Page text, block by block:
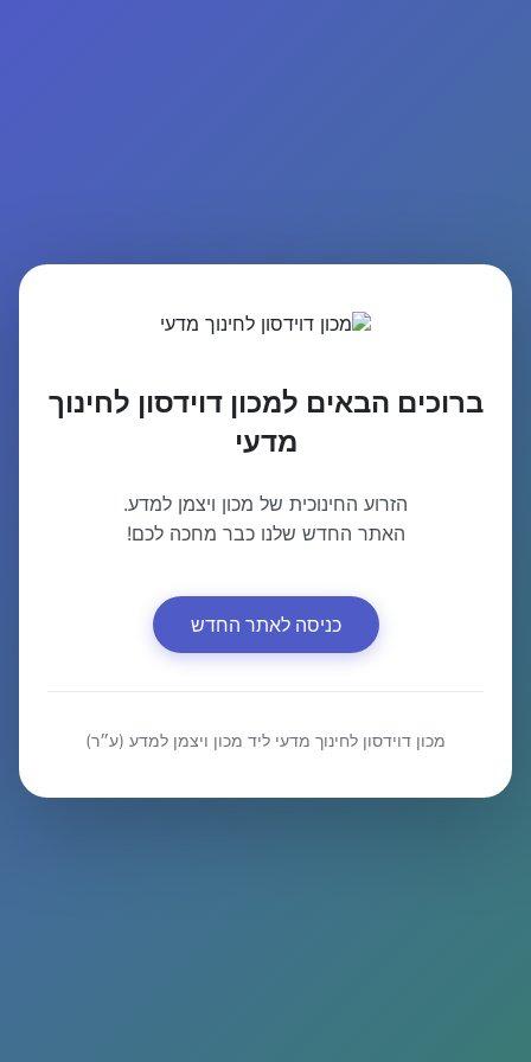
ברוכים הבאים למכון דוידסון לחינוך
מדעי
הזרוע החינוכית של מכון ויצמן למדע.
האתר החדש שלנו כבר מחכה לכם!
כניסה לאתר החדש
מכון דוידסון לחינוך מדעי ליד מכון ויצמן למדע (ע״ר)